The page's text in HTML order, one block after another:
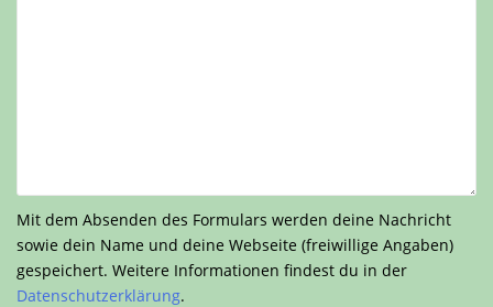
Mit dem Absenden des Formulars werden deine Nachricht
sowie dein Name und deine Webseite (freiwillige Angaben)
gespeichert. Weitere Informationen findest du in der
Datenschutzerklärung.